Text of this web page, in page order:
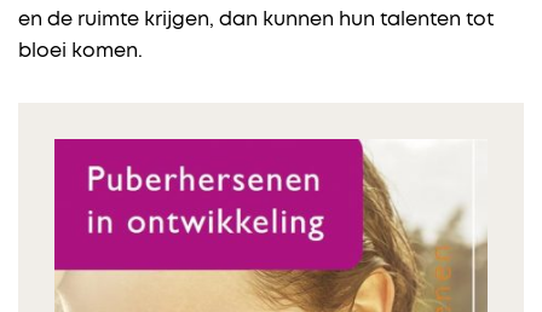
en de ruimte krijgen, dan kunnen hun talenten tot
bloei komen.